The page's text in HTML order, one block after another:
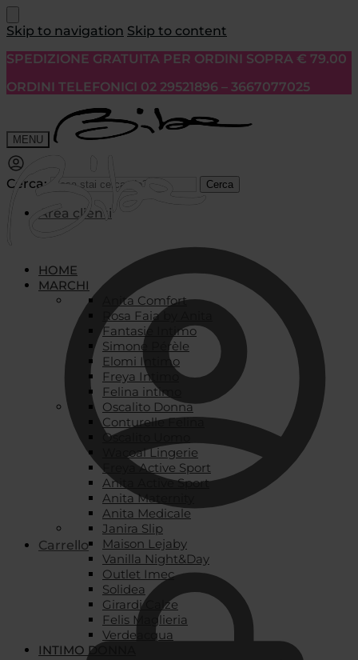
Skip to navigation Skip to content
SPEDIZIONE GRATUITA PER ORDINI SOPRA € 79.00
ORDINI TELEFONICI 02 29521896 – 3667077025
MENU
Cerca: Cerca
Area clienti
Carrello
HOME
MARCHI
Anita Comfort
Rosa Faia by Anita
Fantasie Intimo
Simone Pérèle
Elomi Intimo
Freya Intimo
Felina intimo
Oscalito Donna
Conturelle Felina
Oscalito Uomo
Wacoal Lingerie
Freya Active Sport
Anita Active Sport
Anita Maternity
Anita Medicale
Janira Slip
Maison Lejaby
Vanilla Night&Day
Outlet Imec
Solidea
Girardi Calze
Felis Maglieria
Verdeacqua
INTIMO DONNA